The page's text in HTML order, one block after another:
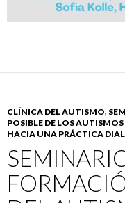
CLÍNICA DEL AUTISMO,
POSIBLE DE LOS
HACIA UNA PRÁCTICA